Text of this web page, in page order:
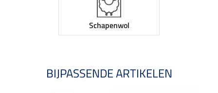
Schapenwol
BIJPASSENDE ARTIKELEN